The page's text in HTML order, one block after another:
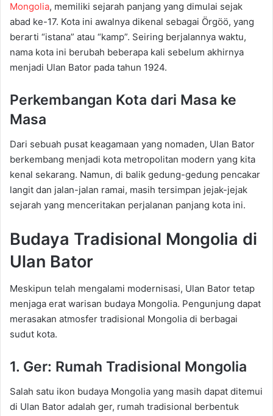
Mongolia, memiliki sejarah panjang yang dimulai sejak
abad ke-17. Kota ini awalnya dikenal sebagai Örgöö, yang
berarti “istana” atau “kamp”. Seiring berjalannya waktu,
nama kota ini berubah beberapa kali sebelum akhirnya
menjadi Ulan Bator pada tahun 1924.
Perkembangan Kota dari Masa ke
Masa
Dari sebuah pusat keagamaan yang nomaden, Ulan Bator
berkembang menjadi kota metropolitan modern yang kita
kenal sekarang. Namun, di balik gedung-gedung pencakar
langit dan jalan-jalan ramai, masih tersimpan jejak-jejak
sejarah yang menceritakan perjalanan panjang kota ini.
Budaya Tradisional Mongolia di
Ulan Bator
Meskipun telah mengalami modernisasi, Ulan Bator tetap
menjaga erat warisan budaya Mongolia. Pengunjung dapat
merasakan atmosfer tradisional Mongolia di berbagai
sudut kota.
1. Ger: Rumah Tradisional Mongolia
Salah satu ikon budaya Mongolia yang masih dapat ditemui
di Ulan Bator adalah ger, rumah tradisional berbentuk